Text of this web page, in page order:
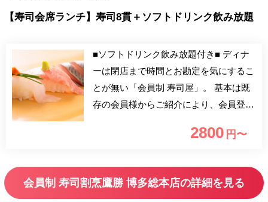
【寿司会席ランチ】寿司8貫＋ソフトドリンク飲み放題
■ソフトドリンク飲み放題付き■ ディナ
ーは閉店まで時間とお勘定を気にするこ
とが無い「会員制 寿司屋」。 基本は既
存の会員様からご紹介により、会員登録
用した寿司や日本料理、厳選した上質な
豪華な完全個室が様々ございます。
2800 円〜
会員制 寿司割烹鷹勝 博多総本店の詳細を見る